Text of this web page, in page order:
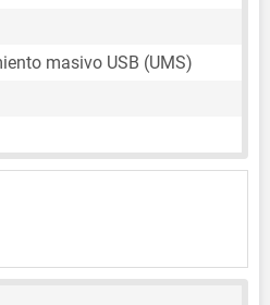
masivo USB (UMS)